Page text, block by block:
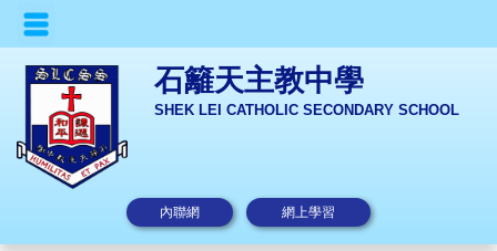
石籬天主教中學
SHEK LEI CATHOLIC SECONDARY SCHOOL
內聯網 網上學習